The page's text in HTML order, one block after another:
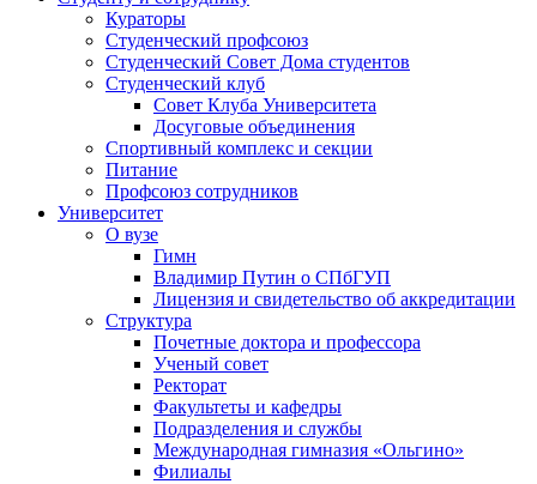
Кураторы
Студенческий профсоюз
Студенческий Совет Дома студентов
Студенческий клуб
Совет Клуба Университета
Досуговые объединения
Спортивный комплекс и секции
Питание
Профсоюз сотрудников
Университет
О вузе
Гимн
Владимир Путин о СПбГУП
Лицензия и свидетельство об аккредитации
Структура
Почетные доктора и профессора
Ученый совет
Ректорат
Факультеты и кафедры
Подразделения и службы
Международная гимназия «Ольгино»
Филиалы